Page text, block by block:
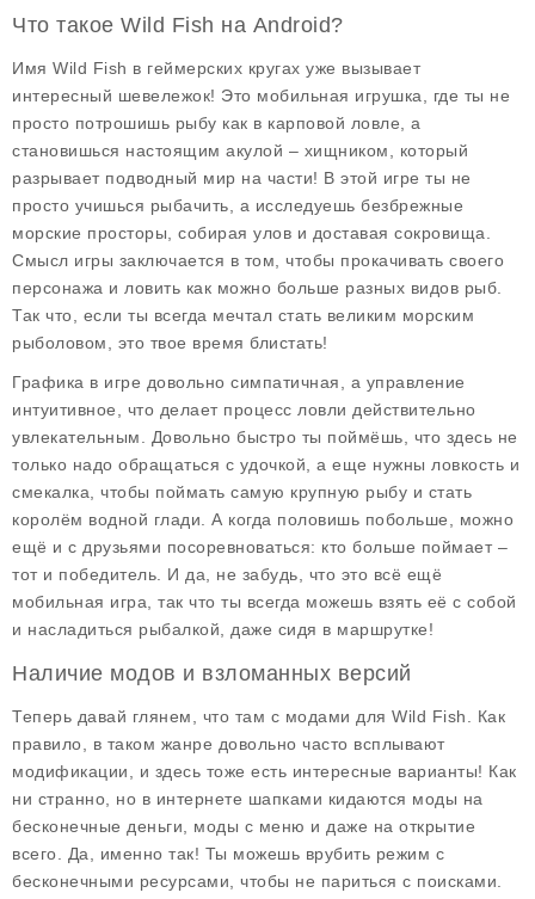
Что такое Wild Fish на Android?
Имя Wild Fish в геймерских кругах уже вызывает
интересный шевележок! Это мобильная игрушка, где ты не
просто потрошишь рыбу как в карповой ловле, а
становишься настоящим акулой – хищником, который
разрывает подводный мир на части! В этой игре ты не
просто учишься рыбачить, а исследуешь безбрежные
морские просторы, собирая улов и доставая сокровища.
Смысл игры заключается в том, чтобы прокачивать своего
персонажа и ловить как можно больше разных видов рыб.
Так что, если ты всегда мечтал стать великим морским
рыболовом, это твое время блистать!
Графика в игре довольно симпатичная, а управление
интуитивное, что делает процесс ловли действительно
увлекательным. Довольно быстро ты поймёшь, что здесь не
только надо обращаться с удочкой, а еще нужны ловкость и
смекалка, чтобы поймать самую крупную рыбу и стать
королём водной глади. А когда половишь побольше, можно
ещё и с друзьями посоревноваться: кто больше поймает –
тот и победитель. И да, не забудь, что это всё ещё
мобильная игра, так что ты всегда можешь взять её с собой
и насладиться рыбалкой, даже сидя в маршрутке!
Наличие модов и взломанных версий
Теперь давай глянем, что там с модами для Wild Fish. Как
правило, в таком жанре довольно часто всплывают
модификации, и здесь тоже есть интересные варианты! Как
ни странно, но в интернете шапками кидаются моды на
бесконечные деньги, моды с меню и даже на открытие
всего. Да, именно так! Ты можешь врубить режим с
бесконечными ресурсами, чтобы не париться с поисками.